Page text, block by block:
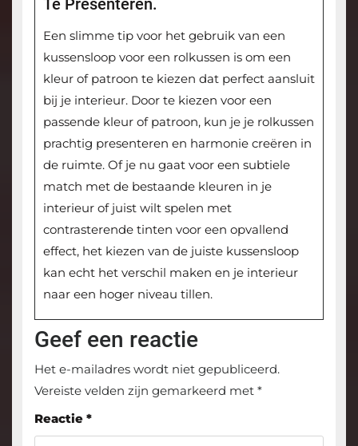
Te Presenteren.
Een slimme tip voor het gebruik van een
kussensloop voor een rolkussen is om een
kleur of patroon te kiezen dat perfect aansluit
bij je interieur. Door te kiezen voor een
passende kleur of patroon, kun je je rolkussen
prachtig presenteren en harmonie creëren in
de ruimte. Of je nu gaat voor een subtiele
match met de bestaande kleuren in je
interieur of juist wilt spelen met
contrasterende tinten voor een opvallend
effect, het kiezen van de juiste kussensloop
kan echt het verschil maken en je interieur
naar een hoger niveau tillen.
Geef een reactie
Het e-mailadres wordt niet gepubliceerd.
Vereiste velden zijn gemarkeerd met *
Reactie *